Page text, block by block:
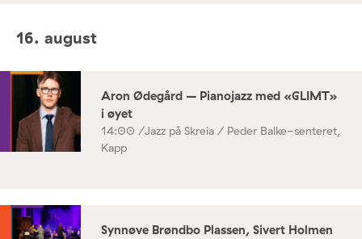
16. august
Aron Ødegård – Pianojazz med «GLIMT»
i øyet
14:00 /Jazz på Skreia / Peder Balke-senteret,
Kapp
Synnøve Brøndbo Plassen, Sivert Holmen